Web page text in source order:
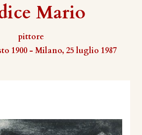
Mario
pittore
1900 - Milano, 25 luglio 1987